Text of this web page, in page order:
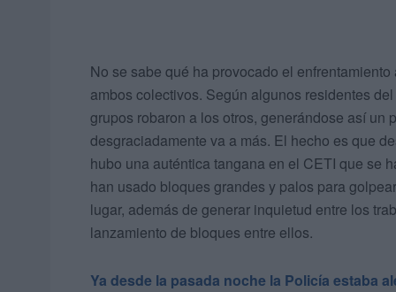
No se sabe qué ha provocado el
ambos colectivos. Según algunos residentes
grupos robaron a los otros, generándose así un
desgraciadamente va a más. El hecho es que
hubo una auténtica tangana en el CETI que se
han usado bloques grandes y palos para
lugar, además de generar inquietud entre los
lanzamiento de bloques entre ellos.
Ya desde la pasada noche la Policía estaba